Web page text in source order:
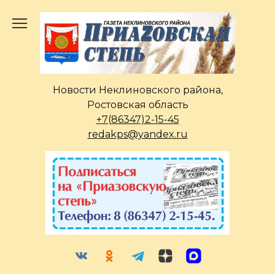
содержанию
Новости Неклиновского района,
Ростовская область
+7(86347)2-15-45
redakps@yandex.ru